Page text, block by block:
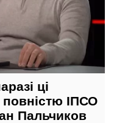
ці
повністю ІПСО
Пальчиков